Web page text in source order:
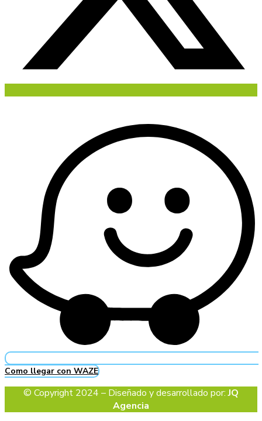
Como llegar con WAZE
© Copyright 2024 – Diseñado y desarrollado por:JQ
Agencia